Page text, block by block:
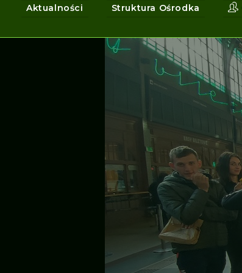
Aktualności Struktura Ośrodka